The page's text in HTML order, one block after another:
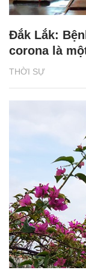
THỜI SỰ
Đắk Lắk:
corona là